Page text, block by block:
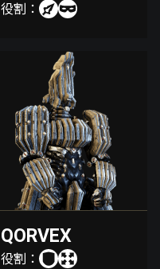
役割：
QORVEX
役割：